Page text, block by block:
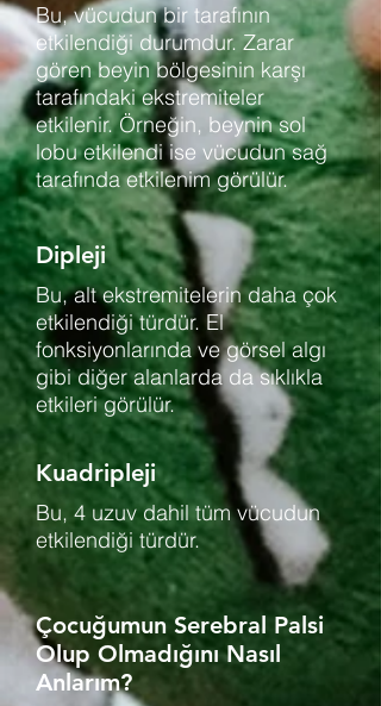
Bu, vücudun bir tarafının
etkilendiği durumdur. Zarar
gören beyin bölgesinin karşı
tarafındaki ekstremiteler
etkilenir. Örneğin, beynin sol
lobu etkilendi ise vücudun sağ
tarafında etkilenim görülür.
Dipleji
Bu, alt ekstremitelerin daha çok
etkilendiği türdür. El
fonksiyonlarında ve görsel algı
gibi diğer alanlarda da sıklıkla
etkileri görülür.
Kuadripleji
Bu, 4 uzuv dahil tüm vücudun
etkilendiği türdür.
Çocuğumun Serebral Palsi
Olup Olmadığını Nasıl
Anlarım?